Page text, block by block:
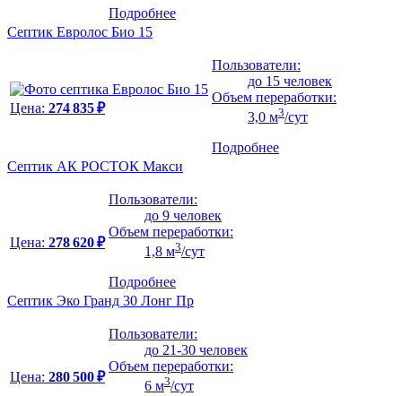
Подробнее
Септик Евролос Био 15
Цена: 274 835 ₽
Пользователи:
до 15 человек
Объем переработки:
3,0 м3/сут
Подробнее
Септик АК РОСТОК Макси
Цена: 278 620 ₽
Пользователи:
до 9 человек
Объем переработки:
1,8 м3/сут
Подробнее
Септик Эко Гранд 30 Лонг Пр
Цена: 280 500 ₽
Пользователи:
до 21-30 человек
Объем переработки:
6 м3/сут